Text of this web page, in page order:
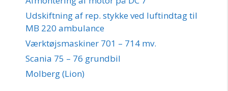
Udskiftning af rep. stykke ved luftindtag til
MB 220 ambulance
Værktøjsmaskiner 701 – 714 mv.
Scania 75 – 76 grundbil
Molberg (Lion)